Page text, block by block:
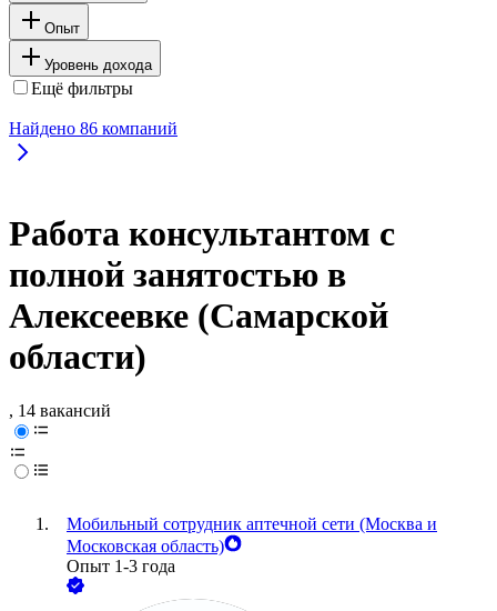
Опыт
Уровень дохода
Ещё фильтры
Найдено 86 компаний
Работа консультантом с
полной занятостью в
Алексеевке (Самарской
области)
, 14 вакансий
Мобильный сотрудник аптечной сети (Москва и
Московская область)
Опыт 1-3 года